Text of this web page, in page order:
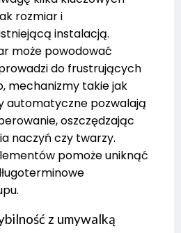
rozmiar i
instalacją.
może powodować
do frustrujących
mechanizmy takie jak
automatyczne pozwalają
oszczędzając
naczyń czy twarzy.
pomoże uniknąć
z umywalką